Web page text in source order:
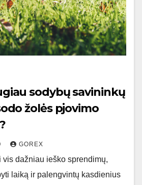
sodybų savininkų
žolės pjovimo
GOREX
dažniau ieško sprendimų,
laiką ir palengvintų kasdienius